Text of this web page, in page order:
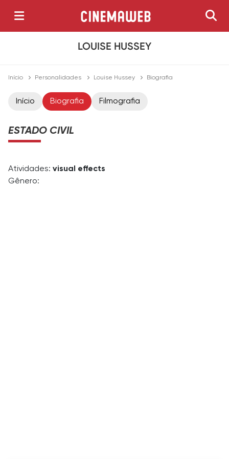
LOUISE HUSSEY
Início Personalidades Louise Hussey Biografia
Início Biografia Filmografia
ESTADO CIVIL
Atividades: visual effects
Gênero: